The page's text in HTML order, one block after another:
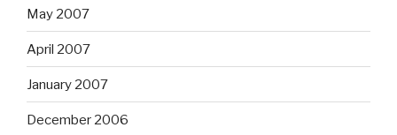
May 2007
April 2007
January 2007
December 2006